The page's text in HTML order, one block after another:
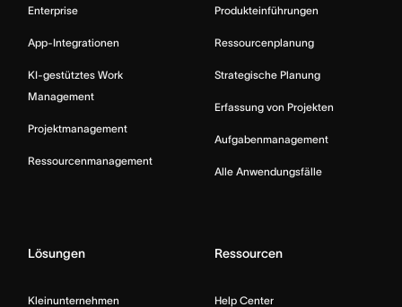
Enterprise
App-Integrationen
KI-gestütztes Work
Management
Projektmanagement
Ressourcenmanagement
Produkteinführungen
Ressourcenplanung
Strategische Planung
Erfassung von Projekten
Aufgabenmanagement
Alle Anwendungsfälle
Lösungen
Kleinunternehmen
Ressourcen
Help Center